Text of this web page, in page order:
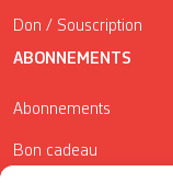
Don / Souscription
ABONNEMENTS
Abonnements
Bon cadeau